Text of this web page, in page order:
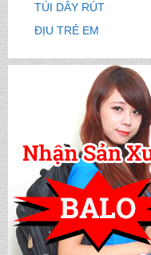
TÚI DÂY RÚT
ĐỊU TRẺ EM
CẶP HỌC